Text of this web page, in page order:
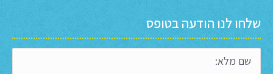
שלחו לנו הודעה בטופס